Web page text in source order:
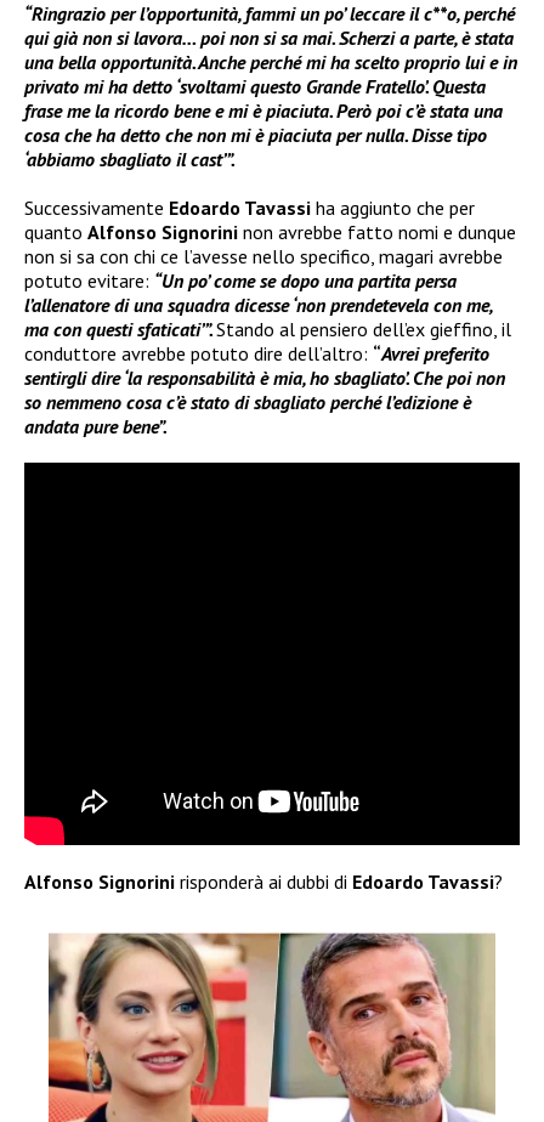
“Ringrazio per l’opportunità, fammi un po’ leccare il c**o, perché
qui già non si lavora… poi non si sa mai. Scherzi a parte, è stata
una bella opportunità. Anche perché mi ha scelto proprio lui e in
privato mi ha detto ‘svoltami questo Grande Fratello’. Questa
frase me la ricordo bene e mi è piaciuta. Però poi c’è stata una
cosa che ha detto che non mi è piaciuta per nulla. Disse tipo
‘abbiamo sbagliato il cast’”.
Successivamente Edoardo Tavassi ha aggiunto che per
quanto Alfonso Signorini non avrebbe fatto nomi e dunque
non si sa con chi ce l’avesse nello specifico, magari avrebbe
potuto evitare: “Un po’ come se dopo una partita persa
l’allenatore di una squadra dicesse ‘non prendetevela con me,
ma con questi sfaticati’”.Stando al pensiero dell’ex gieffino, il
conduttore avrebbe potuto dire dell’altro: “Avrei preferito
sentirgli dire ‘la responsabilità è mia, ho sbagliato’. Che poi non
so nemmeno cosa c’è stato di sbagliato perché l’edizione è
andata pure bene”.
Alfonso Signorini risponderà ai dubbi di Edoardo Tavassi?